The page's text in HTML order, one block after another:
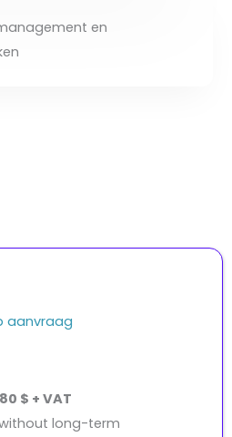
en
aanvraag
80 $ + VAT
long-term